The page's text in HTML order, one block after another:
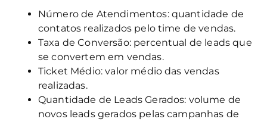
Número de Atendimentos: quantidade de
contatos realizados pelo time de vendas.
Taxa de Conversão: percentual de leads que
se convertem em vendas.
Ticket Médio: valor médio das vendas
realizadas.
Quantidade de Leads Gerados: volume de
novos leads gerados pelas campanhas de